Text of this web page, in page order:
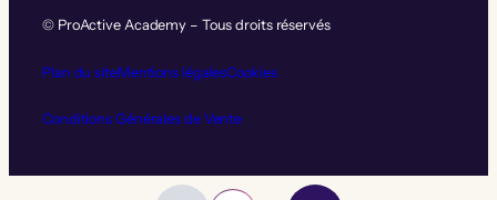
© ProActive Academy – Tous droits réservés
Plan du siteMentions légalesCookies
Conditions Générales de Vente